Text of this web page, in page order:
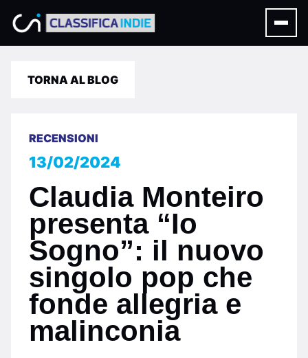
TORNA AL BLOG
RECENSIONI
13/02/2024
Claudia Monteiro
presenta “Io
Sogno”: il nuovo
singolo pop che
fonde allegria e
malinconia